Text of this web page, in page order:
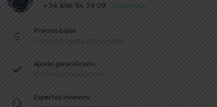
+34 696 94 29 09 Contáctenos
Precios bajos
Garantía de igualación de precios
Ajuste garantizado.
Siempre la pieza correcta
Expertos internos.